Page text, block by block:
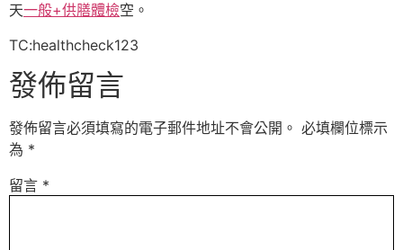
天一般+供膳體檢空。
TC:healthcheck123
發佈留言
發佈留言必須填寫的電子郵件地址不會公開。 必填欄位標示
為 *
留言 *